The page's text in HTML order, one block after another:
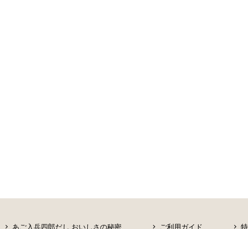
あご入兵四郎だし おいしさの秘密 ご利用ガイド